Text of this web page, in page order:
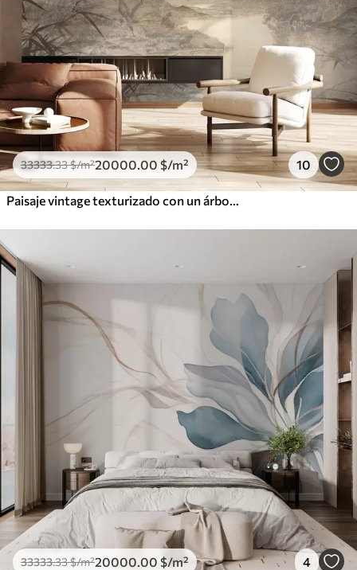
33333.33$/m²20000 .00 $/m² 10
33333.33$/m²20000 .00 $/m² 4